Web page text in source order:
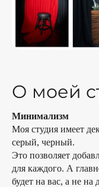
О моей
Минимализм
Моя студия имеет
серый, черный.
Это позволяет
для каждого. А
будет на вас, а не на